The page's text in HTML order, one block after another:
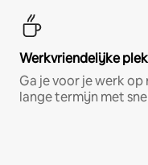
Werkvriendelijke
Ga je voor je werk
lange termijn met